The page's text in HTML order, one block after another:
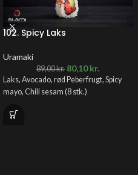
102. Spicy Laks
Uramaki
89,00kr. 80,10kr.
Laks, Avocado, rød Peberfrugt, Spicy
mayo, Chili sesam (8 stk.)